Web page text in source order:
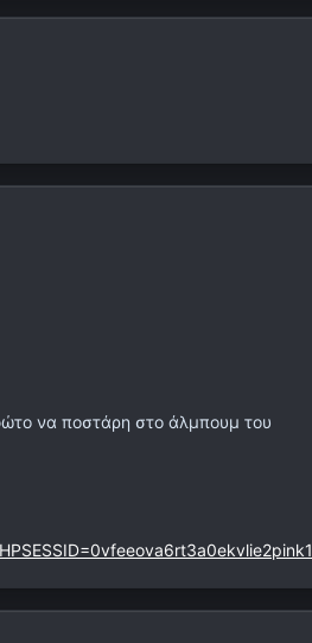
να ποστάρη στο άλμπουμ του